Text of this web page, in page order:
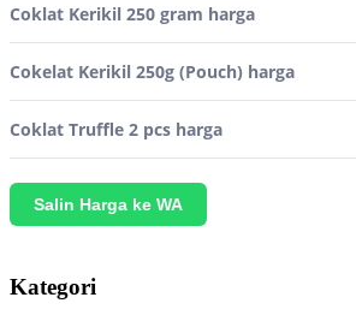
Coklat Kerikil 250 gram harga
Cokelat Kerikil 250g (Pouch) harga
Coklat Truffle 2 pcs harga
Salin Harga ke WA
Kategori